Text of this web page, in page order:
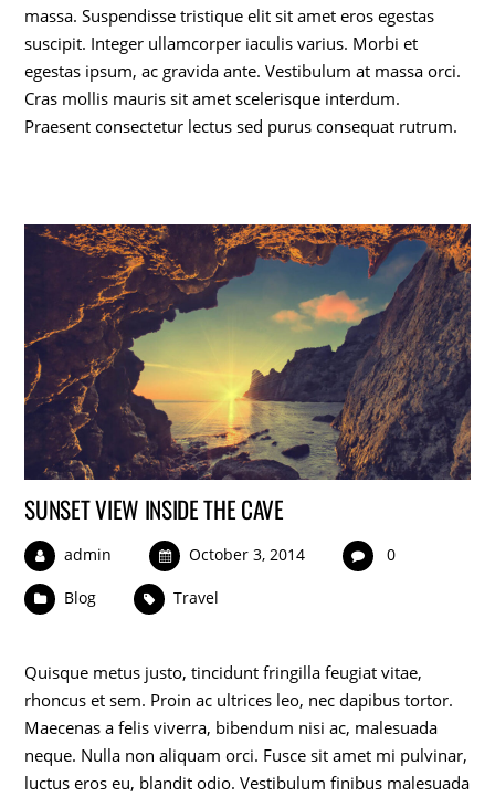
massa. Suspendisse tristique elit sit amet eros egestas
suscipit. Integer ullamcorper iaculis varius. Morbi et
egestas ipsum, ac gravida ante. Vestibulum at massa orci.
Cras mollis mauris sit amet scelerisque interdum.
Praesent consectetur lectus sed purus consequat rutrum.
SUNSET VIEW INSIDE THE CAVE
admin October 3, 2014 0
Blog Travel
Quisque metus justo, tincidunt fringilla feugiat vitae,
rhoncus et sem. Proin ac ultrices leo, nec dapibus tortor.
Maecenas a felis viverra, bibendum nisi ac, malesuada
neque. Nulla non aliquam orci. Fusce sit amet mi pulvinar,
luctus eros eu, blandit odio. Vestibulum finibus malesuada